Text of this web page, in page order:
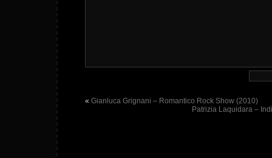
« Gianluca Grignani – Romantico Rock Show (2010)
Patrizia Laquidara –